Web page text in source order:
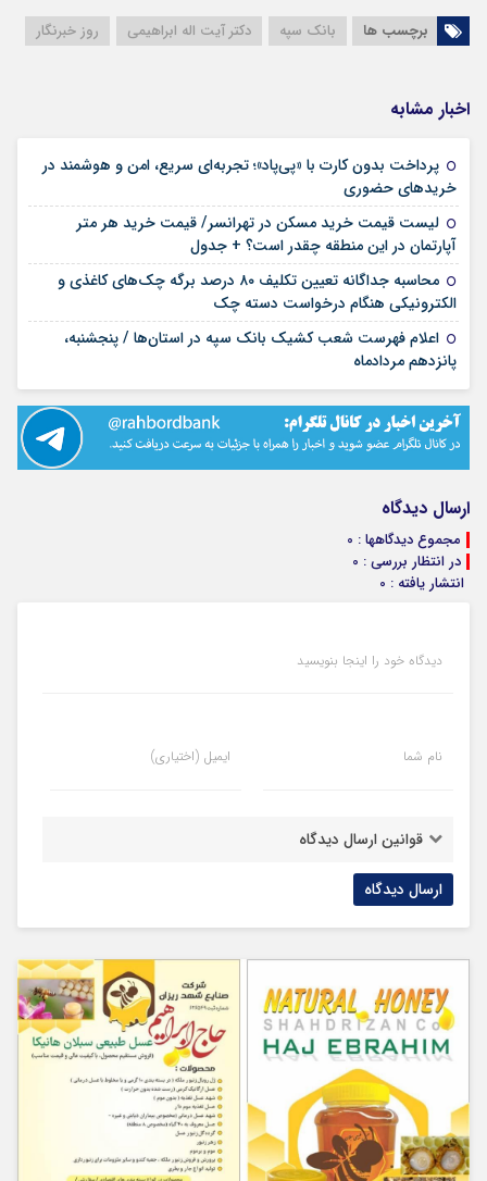
برچسب ها بانک سپه دکتر آیت اله ابراهیمی روز خبرنگار
اخبار مشابه
پرداخت بدون کارت با «پی‌پاد»؛ تجربه‌ای سریع، امن و هوشمند در
خریدهای حضوری
لیست قیمت خرید مسکن در تهرانسر/ قیمت خرید هر متر
آپارتمان در این منطقه چقدر است؟ + جدول
محاسبه جداگانه تعیین تکلیف ۸۰ درصد برگه چک‌های کاغذی و
الکترونیکی هنگام درخواست دسته چک
اعلام فهرست شعب کشیک بانک سپه در استان‌ها / پنجشنبه،
پانزدهم مردادماه
ارسال دیدگاه
مجموع دیدگاهها : 0
در انتظار بررسی : 0
انتشار یافته : 0
دیدگاه خود را اینجا بنویسید
نام شما ایمیل (اختیاری)
قوانین ارسال دیدگاه